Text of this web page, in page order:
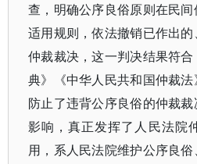
查，明确公序良俗原则在民
适用规则，依法撤销已作出
仲裁裁决，这一判决结果符
典》《中华人民共和国仲裁法
防止了违背公序良俗的仲裁
影响，真正发挥了人民法院
用，系人民法院维护公序良